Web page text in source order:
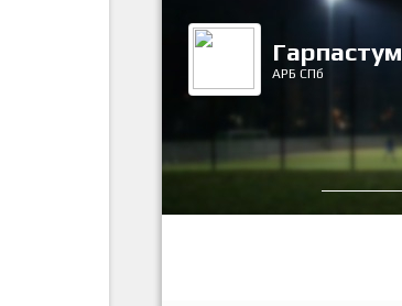
Гарпастум
АРБ СПб